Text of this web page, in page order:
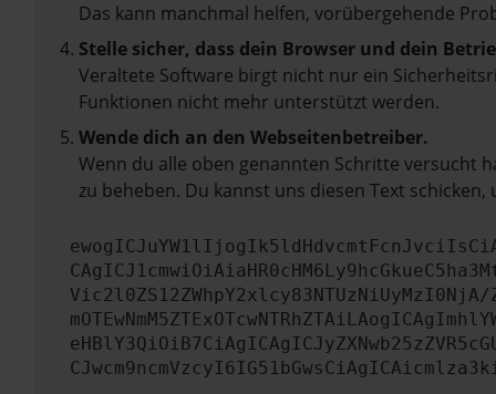
Das kann manchmal helfen, vorübergehende
Stelle sicher, dass dein Browser und dein
Veraltete Software birgt nicht nur ein
Funktionen nicht mehr unterstützt werden.
Wende dich an den Webseitenbetreiber.
Wenn du alle oben genannten Schritte versucht
zu beheben. Du kannst uns diesen Text
Vic2l0ZS12ZWhpY2xlcy83NTUzNiUyMzI0NjA/